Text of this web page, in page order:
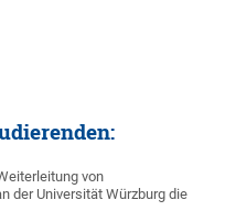
von
der Universität Würzburg die